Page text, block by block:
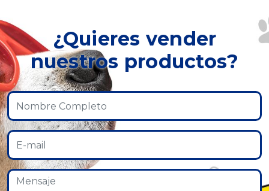
¿Quieres vender
nuestros productos?